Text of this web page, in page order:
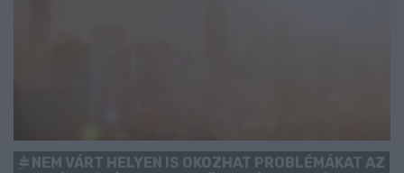
NEM VÁRT HELYEN IS OKOZHAT PROBLÉMÁKAT AZ